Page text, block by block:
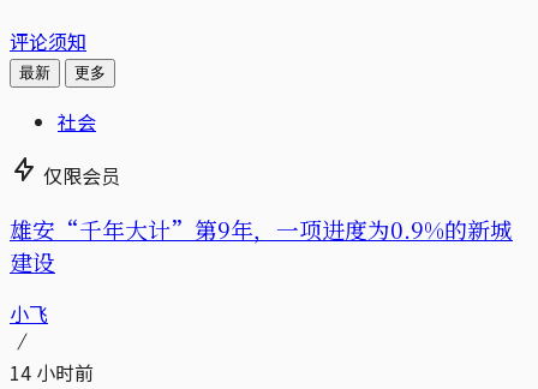
评论须知
最新 更多
社会
仅限会员
雄安“千年大计”第9年，一项进度为0.9%的新城
建设
小飞
14 小时前